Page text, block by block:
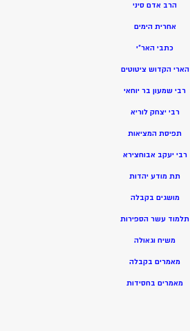
הרב אדם סיני
אחרית הימים
כתבי האר”י
הארי הקדוש ציטוטים
רבי שמעון בר יוחאי
רבי יצחק לוריא
תפיסת המציאות
רבי יעקב אבוחצירא
תת מודע יהדות
מושגים בקבלה
תלמוד עשר הספירות
משיח וגאולה
מאמרים בקבלה
מאמרים בחסידות